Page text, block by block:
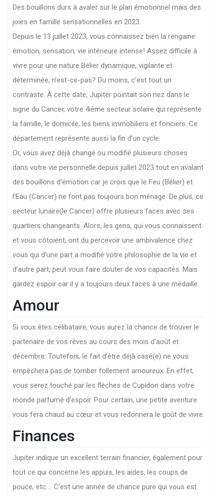
Des bouillons durs à avaler sur le plan émotionnel mais des
joies en famille sensationnelles en 2023.
Depuis le 13 juillet 2023, vous connaissez bien la rengaine:
émotion, sensation, vie intérieure intense! Assez difficile à
vivre pour une nature Bélier dynamique, vigilante et
déterminée, n’est-ce-pas? Du moins, c’est tout un
contraste. À cette date, Jupiter pointait son nez dans le
signe du Cancer, votre 4ième secteur solaire qui représente
la famille, le domicile, les biens immobiliers et fonciers. Ce
département représente aussi la fin d’un cycle.
Or, vous avez déjà changé ou modifié plusieurs choses
dans votre vie personnelle depuis juillet 2023 tout en avalant
des bouillons d’émotion car je crois que le Feu (Bélier) et
l’Eau (Cancer) ne font pas toujours bon ménage. De plus, ce
secteur lunaire(le Cancer) offre plusieurs faces avec ses
quartiers changeants. Alors, les gens, qui vous connaissent
et vous côtoient, ont du percevoir une ambivalence chez
vous qui d’une part a modifié votre philosophie de la vie et
d’autre part, peut vous faire douter de vos capacités. Mais
gardez espoir car il y a toujours deux faces à une médaille.
Amour
Si vous êtes célibataire, vous aurez la chance de trouver le
partenaire de vos rêves au cours des mois d’août et
décembre. Toutefois, le fait d’être déjà casé(e) ne vous
empêchera pas de tomber follement amoureux. En effet,
vous serez touché par les flèches de Cupidon dans votre
monde parfumé d’espoir. Pour certain, une petite aventure
vous fera chaud au cœur et vous redonnera le goût de vivre.
Finances
Jupiter indique un excellent terrain financier, également pour
tout ce qui concerne les appuis, les aides, les coups de
pouce, etc…. C’est une année de chance pure qui vous est